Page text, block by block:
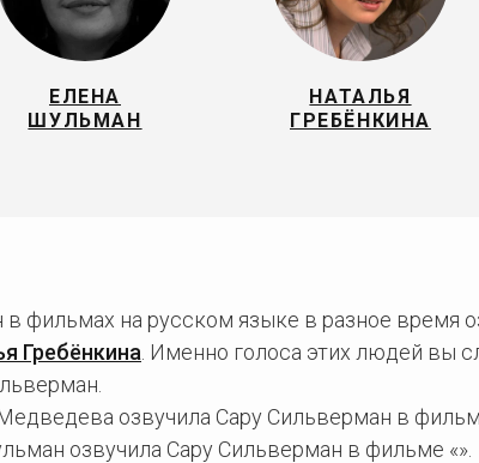
ЕЛЕНА
ШУЛЬМАН
НАТАЛЬЯ
ГРЕБЁНКИНА
фильмах на русском языке в разное время
Гребёнкина . Именно голоса этих людей вы
озвучила Сару Сильверман в
озвучила Сару Сильверман в фильме «».